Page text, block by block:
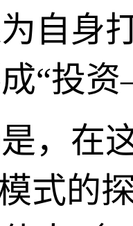
自身
“投
，在
式的